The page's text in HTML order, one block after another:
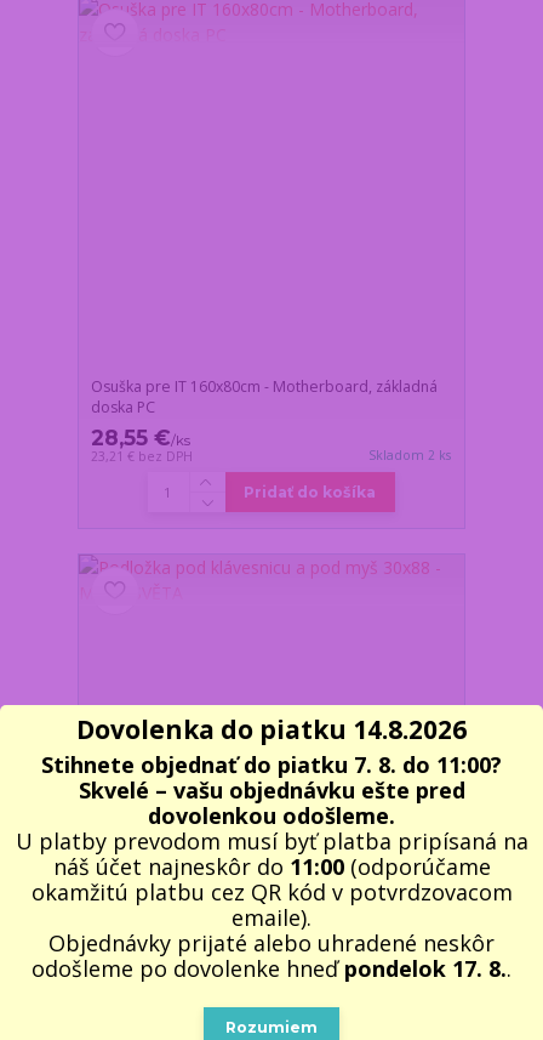
Osuška pre IT 160x80cm - Motherboard, základná
doska PC
28,55 €/ks
23,21 € bez DPH Skladom 2 ks
Pridať do košíka
Podložka pod klávesnicu a pod myš 30x88 - MAPA
SVĚTA
Dovolenka do piatku 14.8.2026
Stihnete objednať do piatku 7. 8. do 11:00?
Skvelé – vašu objednávku ešte pred
dovolenkou odošleme.
U platby prevodom musí byť platba pripísaná na
náš účet najneskôr do 11:00(odporúčame
okamžitú platbu cez QR kód v potvrdzovacom
emaile).
Objednávky prijaté alebo uhradené neskôr
odošleme po dovolenke hneďpondelok 17. 8..
Rozumiem